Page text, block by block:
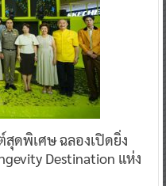
สุดพิเศษ ฉลองเปิดยิ่ง
Destination แห่ง